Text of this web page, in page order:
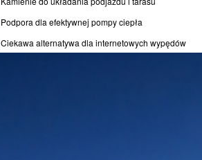
Podpora dla efektywnej pompy ciepła
Ciekawa alternatywa dla internetowych wypędów